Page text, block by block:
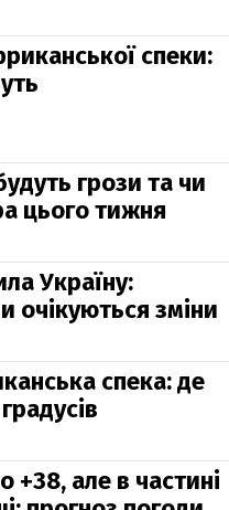
спеки:
грози та чи
цього тижня
Україну:
очікуються зміни
спека: де
+38, але в частині